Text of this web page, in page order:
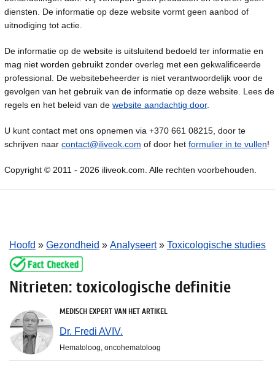
diensten. De informatie op deze website vormt geen aanbod of
uitnodiging tot actie.
De informatie op de website is uitsluitend bedoeld ter informatie en
mag niet worden gebruikt zonder overleg met een gekwalificeerde
professional. De websitebeheerder is niet verantwoordelijk voor de
gevolgen van het gebruik van de informatie op deze website. Lees de
regels en het beleid van de website aandachtig door.
U kunt contact met ons opnemen via +370 661 08215, door te
schrijven naar contact@iliveok.com of door het formulier in te vullen!
Copyright © 2011 - 2026 iliveok.com. Alle rechten voorbehouden.
Hoofd » Gezondheid » Analyseert» Toxicologische studies
Nitrieten: toxicologische definitie
MEDISCH EXPERT VAN HET ARTIKEL
Dr. Fredi AVIV.
Hematoloog, oncohematoloog